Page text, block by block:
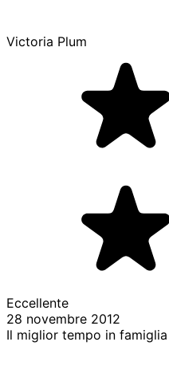
Victoria Plum
Eccellente
28 novembre 2012
Il miglior tempo in famiglia